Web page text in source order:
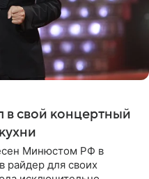
в свой концертный
Минюстом РФ в
райдер для своих